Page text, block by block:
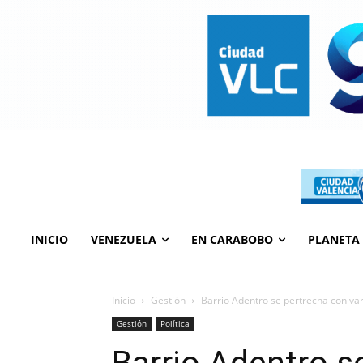
INICIO VENEZUELA EN CARABOBO PLANETA
Inicio Gestión Barrio Adentro se pertrecha con
Gestión Política